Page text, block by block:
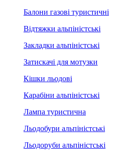
Балони газові туристичні
Відтяжки альпіністські
Закладки альпіністські
Затискачі для мотузки
Кішки льодові
Карабіни альпіністські
Лампа туристична
Льодобури альпіністські
Льодоруби альпіністські